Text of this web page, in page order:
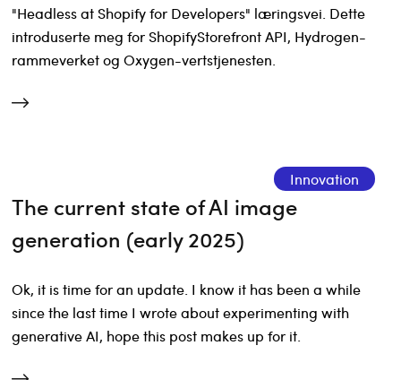
"Headless at Shopify for Developers" læringsvei. Dette
introduserte meg for ShopifyStorefront API, Hydrogen-
rammeverket og Oxygen-vertstjenesten.
Innovation
The current state of AI image
generation (early 2025)
Ok, it is time for an update. I know it has been a while
since the last time I wrote about experimenting with
generative AI, hope this post makes up for it.